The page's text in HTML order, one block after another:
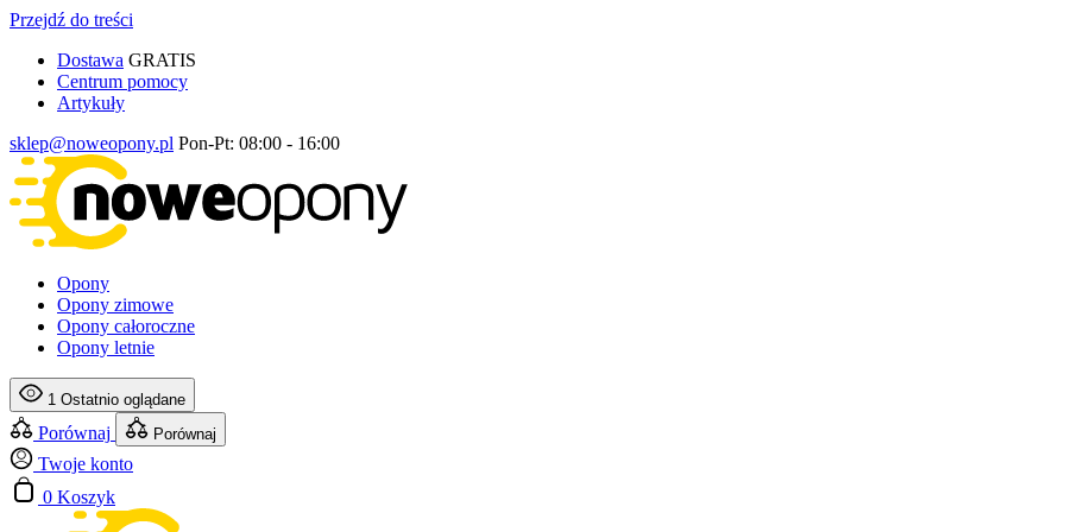
Przejdź do treści
Dostawa GRATIS
Centrum pomocy
Artykuły
sklep@noweopony.pl Pon-Pt: 08:00 - 16:00
Opony
Opony zimowe
Opony całoroczne
Opony letnie
1 Ostatnio oglądane
Porównaj Porównaj
Twoje konto
0 Koszyk